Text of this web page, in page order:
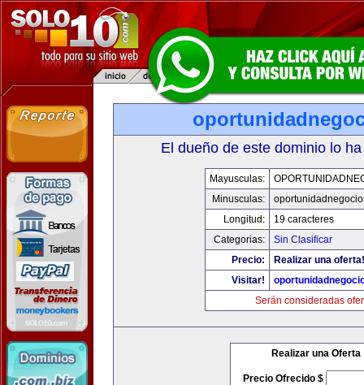
El dueño de este dominio lo
Mayusculas:
Minusculas:
Longitud:
19 caracteres
Categorias:
Sin Clasificar
Precio:
Realizar una oferta!
Visitar!
Serán consideradas
Realizar una Oferta
Precio Ofrecido $